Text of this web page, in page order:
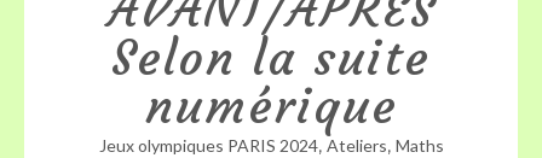
Selon la suite
numérique
Jeux olympiques PARIS 2024, Ateliers, Maths